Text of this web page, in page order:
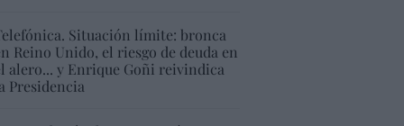
Situación límite: bronca
Reino Unido, el riesgo de deuda en
alero... y Enrique Goñi reivindica
Presidencia